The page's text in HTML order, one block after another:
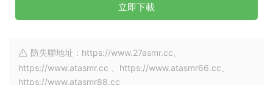
立即下載
防失聯地址：https://www.27asmr.cc、
https://www.atasmr.cc 、https://www.atasmr66.cc、
https://www.atasmr88.cc